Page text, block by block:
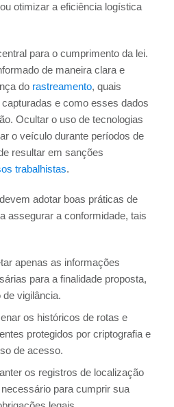
otimizar a eficiência logística
para o cumprimento da lei.
de maneira clara e
do rastreamento, quais
e como esses dados
Ocultar o uso de tecnologias
o veículo durante períodos de
resultar em sanções
trabalhistas.
adotar boas práticas de
assegurar a conformidade, tais
apenas as informações
para a finalidade proposta,
vigilância.
os históricos de rotas e
protegidos por criptografia e
de acesso.
os registros de localização
para cumprir sua